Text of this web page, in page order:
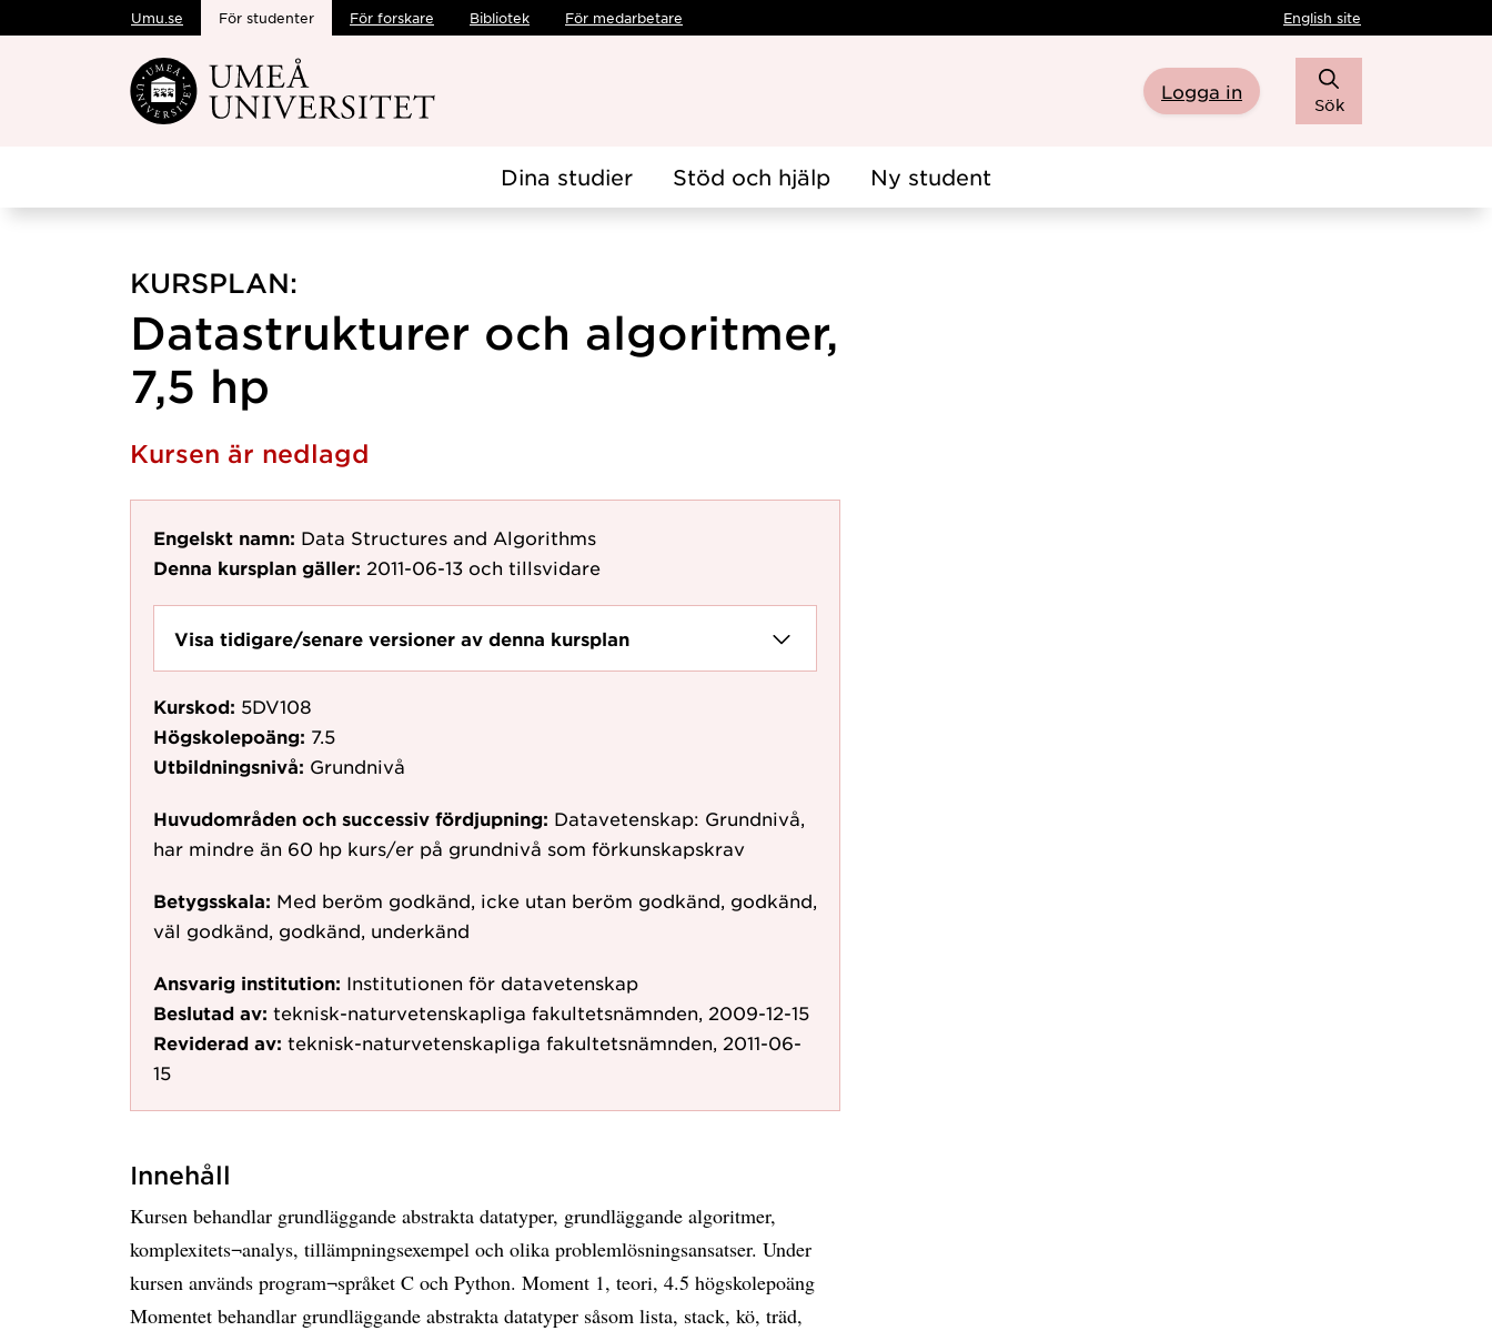
Hoppa direkt till innehållet
Umu.se För studenter För forskare Bibliotek För medarbetare English site
Logga in
Sök
Dina studier Stöd och hjälp Ny student
KURSPLAN:
Datastrukturer och algoritmer,
7,5 hp
Kursen är nedlagd
Engelskt namn: Data Structures and Algorithms
Denna kursplan gäller: 2011-06-13 och tillsvidare
Visa tidigare/senare versioner av denna kursplan
Kurskod: 5DV108
Högskolepoäng: 7.5
Utbildningsnivå: Grundnivå
Huvudområden och successiv fördjupning: Datavetenskap: Grundnivå,
har mindre än 60 hp kurs/er på grundnivå som förkunskapskrav
Betygsskala: Med beröm godkänd, icke utan beröm godkänd, godkänd,
väl godkänd, godkänd, underkänd
Ansvarig institution: Institutionen för datavetenskap
Beslutad av: teknisk-naturvetenskapliga fakultetsnämnden, 2009-12-15
Reviderad av: teknisk-naturvetenskapliga fakultetsnämnden, 2011-06-
15
Innehåll
Kursen behandlar grundläggande abstrakta datatyper, grundläggande algoritmer,
komplexitets¬analys, tillämpningsexempel och olika problemlösningsansatser. Under
kursen används program¬språket C och Python. Moment 1, teori, 4.5 högskolepoäng
Momentet behandlar grundläggande abstrakta datatyper såsom lista, stack, kö, träd,